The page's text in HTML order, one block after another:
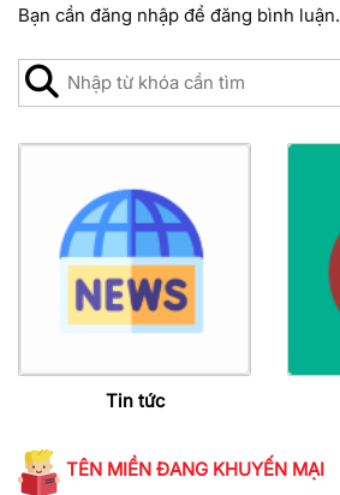
Bạn cần đăng nhập để đăng bình luận.
Tin tức
TÊN MIỀN ĐANG KHUYẾN MẠI